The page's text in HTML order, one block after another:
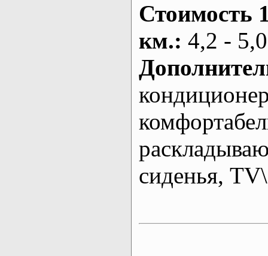
Стоимость
км.: 4,2 -
сиденья,